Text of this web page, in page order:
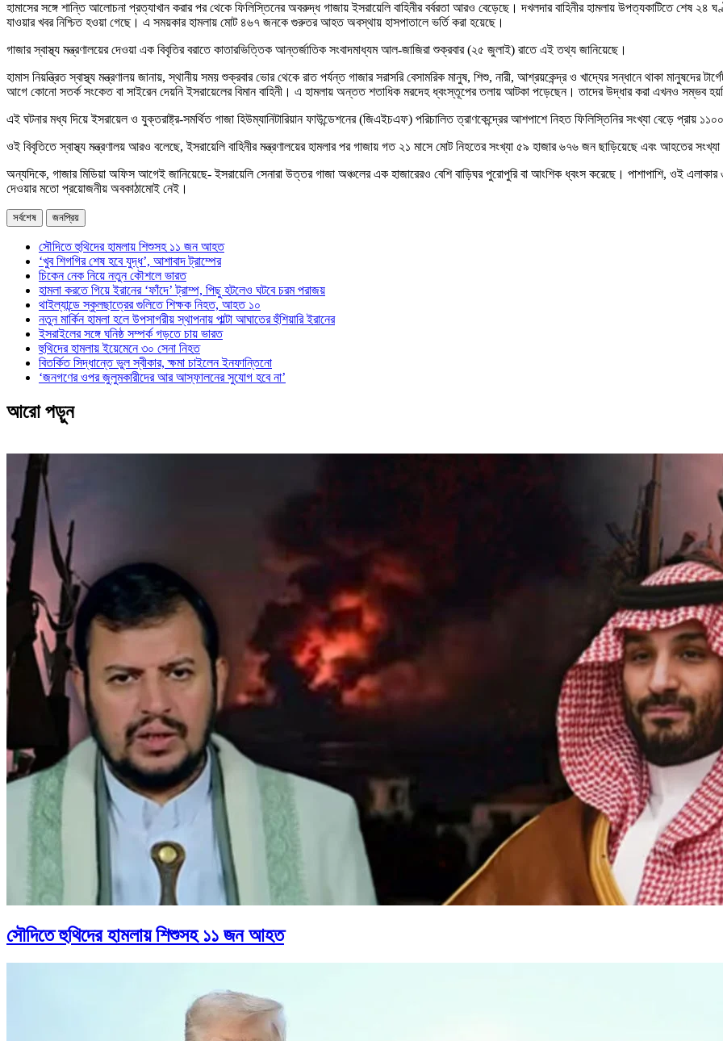
হামাসের সঙ্গে শান্তি আলোচনা প্রত্যাখান করার পর থেকে ফিলিস্তিনের অবরুদ্ধ গাজায় ইসরায়েলি বাহিনীর বর্বরতা আরও বেড়েছে। দখলদার বাহিনীর হামলায় উপত্যকাটিতে শেষ
যাওয়ার খবর নিশ্চিত হওয়া গেছে। এ সময়কার হামলায় মোট ৪৬৭ জনকে গুরুতর আহত অবস্থায় হাসপাতালে ভর্তি করা হয়েছে।
গাজার স্বাস্থ্য মন্ত্রণালয়ের দেওয়া এক বিবৃতির বরাতে কাতারভিত্তিক আন্তর্জাতিক সংবাদমাধ্যম আল-জাজিরা শুক্রবার (২৫ জুলাই) রাতে এই তথ্য জানিয়েছে।
হামাস নিয়ন্ত্রিত স্বাস্থ্য মন্ত্রণালয় জানায়, স্থানীয় সময় শুক্রবার ভোর থেকে রাত পর্যন্ত গাজার সরাসরি বেসামরিক মানুষ, শিশু, নারী, আশ্রয়কেন্দ্র ও খাদ্যের সন্ধানে থাকা মানুষদের
আগে কোনো সতর্ক সংকেত বা সাইরেন দেয়নি ইসরায়েলের বিমান বাহিনী। এ হামলায় অন্তত শতাধিক মরদেহ ধ্বংস্তূপের তলায় আটকা পড়েছেন। তাদের উদ্ধার করা এখনও সম্ভব
এই ঘটনার মধ্য দিয়ে ইসরায়েল ও যুক্তরাষ্ট্র-সমর্থিত গাজা হিউম্যানিটারিয়ান ফাউন্ডেশনের (জিএইচএফ) পরিচালিত ত্রাণকেন্দ্রের আশপাশে নিহত ফিলিস্তিনির সংখ্যা বেড়ে প্রায়
ওই বিবৃতিতে স্বাস্থ্য মন্ত্রণালয় আরও বলেছে, ইসরায়েলি বাহিনীর মন্ত্রণালয়ের হামলার পর গাজায় গত ২১ মাসে মোট নিহতের সংখ্যা ৫৯ হাজার ৬৭৬ জন ছাড়িয়েছে এবং আহতের
অন্যদিকে, গাজার মিডিয়া অফিস আগেই জানিয়েছে- ইসরায়েলি সেনারা উত্তর গাজা অঞ্চলের এক হাজারেরও বেশি বাড়িঘর পুরোপুরি বা আংশিক ধ্বংস করেছে। পাশাপাশি, ওই এলাকার ৩
দেওয়ার মতো প্রয়োজনীয় অবকাঠামোই নেই।
সর্বশেষ জনপ্রিয়
সৌদিতে হুথিদের হামলায় শিশুসহ ১১ জন আহত
‘খুব শিগগির শেষ হবে যুদ্ধ’, আশাবাদ ট্রাম্পের
চিকেন নেক নিয়ে নতুন কৌশলে ভারত
হামলা করতে গিয়ে ইরানের ‘ফাঁদে’ ট্রাম্প, পিছু হটলেও ঘটবে চরম পরাজয়
থাইল্যান্ডে স্কুলছাত্রের গুলিতে শিক্ষক নিহত, আহত ১০
নতুন মার্কিন হামলা হলে উপসাগরীয় স্থাপনায় পাল্টা আঘাতের হুঁশিয়ারি ইরানের
ইসরাইলের সঙ্গে ঘনিষ্ঠ সম্পর্ক গড়তে চায় ভারত
হুথিদের হামলায় ইয়েমেনে ৩০ সেনা নিহত
বিতর্কিত সিদ্ধান্তে ভুল স্বীকার, ক্ষমা চাইলেন ইনফান্তিনো
‘জনগণের ওপর জুলুমকারীদের আর আস্ফালনের সুযোগ হবে না’
আরো পড়ুন
সৌদিতে হুথিদের হামলায় শিশুসহ ১১ জন আহত